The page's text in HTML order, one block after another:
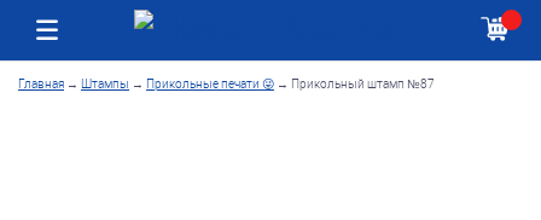
Главная → Штампы → Прикольные печати 😜 → Прикольный штамп №87